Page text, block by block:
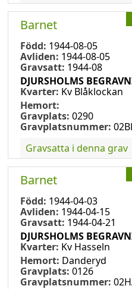
Barnet
Född: 1944-08-05
Avliden: 1944-08-05
Gravsatt: 1944-08
DJURSHOLMS
Kvarter: Kv Blåklockan
Hemort:
Gravplats: 0290
Gravplatsnummer:
Gravsatta i denna grav
Barnet
Född: 1944-04-03
Avliden: 1944-04-15
Gravsatt: 1944-04-21
DJURSHOLMS
Kvarter: Kv Hasseln
Hemort: Danderyd
Gravplats: 0126
Gravplatsnummer: